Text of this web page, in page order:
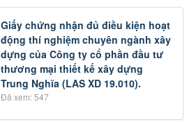
Giấy chứng nhận đủ điều kiện hoạt
động thí nghiệm chuyên ngành xây
dựng của Công ty cổ phần đầu tư
thương mại thiết kế xây dựng
Trung Nghĩa (LAS XD 19.010).
Đã xem: 547